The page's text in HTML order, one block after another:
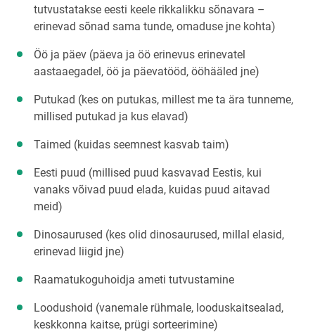
tutvustatakse eesti keele rikkalikku sõnavara –
erinevad sõnad sama tunde, omaduse jne kohta)
Öö ja päev (päeva ja öö erinevus erinevatel
aastaaegadel, öö ja päevatööd, ööhääled jne)
Putukad (kes on putukas, millest me ta ära tunneme,
millised putukad ja kus elavad)
Taimed (kuidas seemnest kasvab taim)
Eesti puud (millised puud kasvavad Eestis, kui
vanaks võivad puud elada, kuidas puud aitavad
meid)
Dinosaurused (kes olid dinosaurused, millal elasid,
erinevad liigid jne)
Raamatukoguhoidja ameti tutvustamine
Loodushoid (vanemale rühmale, looduskaitsealad,
keskkonna kaitse, prügi sorteerimine)